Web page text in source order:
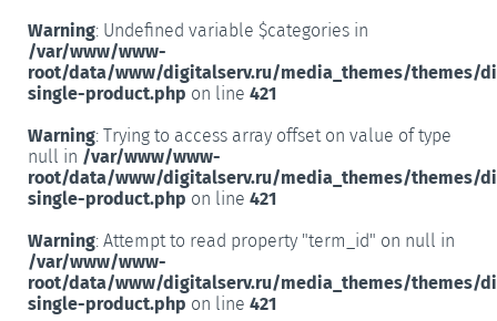
Warning: Undefined variable $categories in
/var/www/www-
root/data/www/digitalserv.ru/media_themes/themes/
single-product.php on line 421
Warning: Trying to access array offset on value of type
null in /var/www/www-
root/data/www/digitalserv.ru/media_themes/themes/
single-product.php on line 421
Warning: Attempt to read property "term_id" on null in
/var/www/www-
root/data/www/digitalserv.ru/media_themes/themes/
single-product.php on line 421